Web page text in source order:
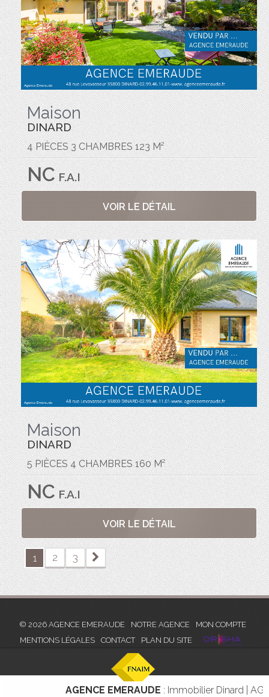
Maison
DINARD
4 PIÈCES 3 CHAMBRES 123 M²
NCF.A.I
VOIR LE DÉTAIL
Maison
DINARD
5 PIÈCES 4 CHAMBRES 160 M²
NCF.A.I
VOIR LE DÉTAIL
1 2 3
© 2026 AGENCE EMERAUDE NOTRE AGENCE
MON COMPTE
MENTIONS LÉGALES
CONTACT PLAN DU SITE
AGENCE EMERAUDE: Immobilier Dinard | AGENCE